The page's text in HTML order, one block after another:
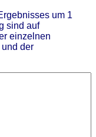
um 1
sind auf
einzelnen
der